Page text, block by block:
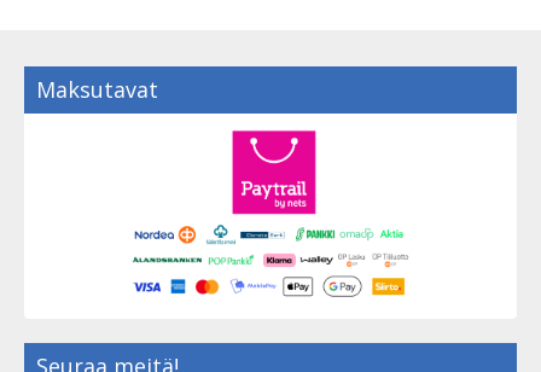
Maksutavat
Seuraa meitä!